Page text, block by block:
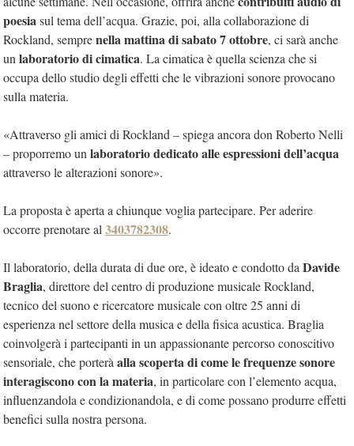
poesiasul tema dell’acqua. Grazie, poi, alla collaborazione di
Rockland, semprenella mattina di sabato 7 ottobre, ci sarà anche
un laboratorio di cimatica. La cimatica è quella scienza che si
occupa dello studio degli effetti che le vibrazioni sonore provocano
sulla materia.
«Attraverso gli amici di Rockland – spiega ancora don Roberto Nelli
– proporremo un laboratorio dedicato alle espressioni dell’acqua
attraverso le alterazioni sonore».
La proposta è aperta a chiunque voglia partecipare. Per aderire
occorre prenotare al 3403782308.
Il laboratorio, della durata di due ore, è ideato e condotto da Davide
Braglia, direttore del centro di produzione musicale Rockland,
tecnico del suono e ricercatore musicale con oltre 25 anni di
esperienza nel settore della musica e della fisica acustica. Braglia
coinvolgerà i partecipanti in un appassionante percorso conoscitivo
sensoriale, che porterà alla scoperta di come le frequenze sonore
interagiscono con la materia, in particolare con l’elemento acqua,
influenzandola e condizionandola, e di come possano produrre effetti
benefici sulla nostra persona.